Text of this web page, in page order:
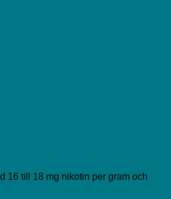
16 till 18 mg nikotin per gram och